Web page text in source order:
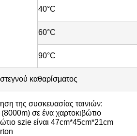
40°C
60°C
90°C
καθαρίσματος
της συσκευασίας ταινιών:
σε ένα χαρτοκιβώτιο
szie είναι 47cm*45cm*21cm